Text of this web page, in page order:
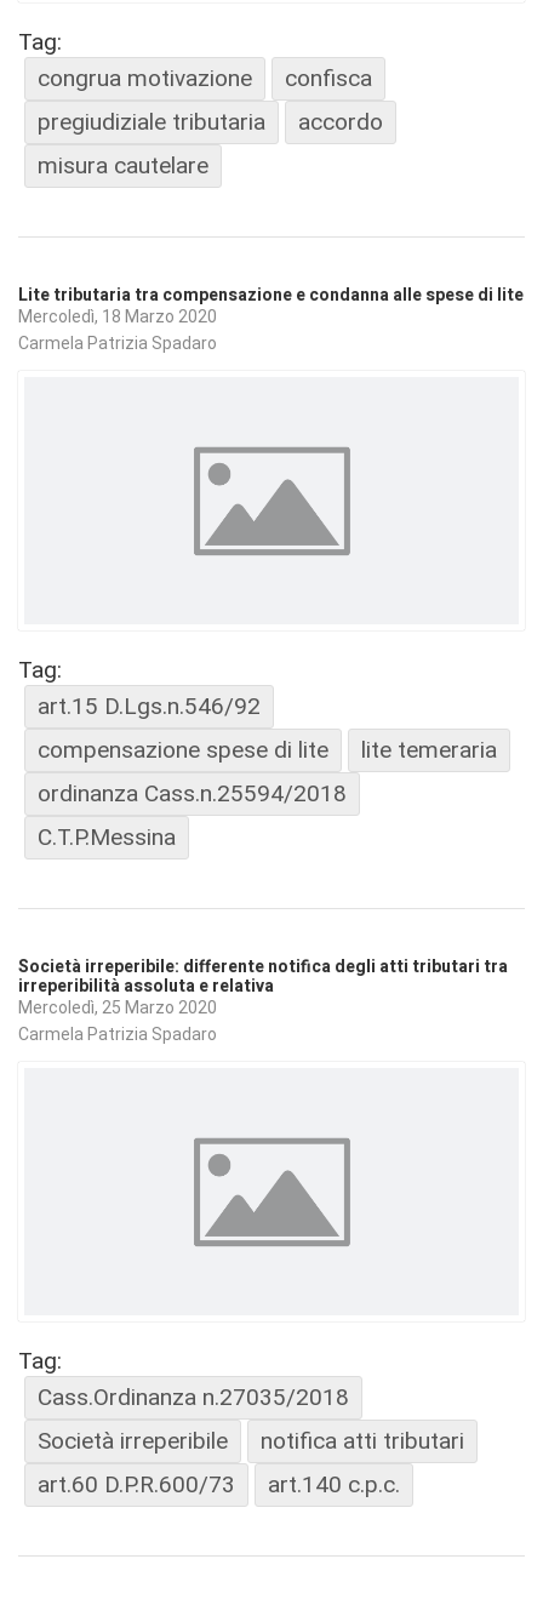
Tag:
congrua motivazione
confisca
pregiudiziale tributaria
accordo
misura cautelare
Lite tributaria tra compensazione e condanna alle spese di lite
Mercoledì, 18 Marzo 2020
Carmela Patrizia Spadaro
Tag:
art.15 D.Lgs.n.546/92
compensazione spese di lite
lite temeraria
ordinanza Cass.n.25594/2018
C.T.P.Messina
Società irreperibile: differente notifica degli atti tributari tra
irreperibilità assoluta e relativa
Mercoledì, 25 Marzo 2020
Carmela Patrizia Spadaro
Tag:
Cass.Ordinanza n.27035/2018
Società irreperibile
notifica atti tributari
art.60 D.P.R.600/73
art.140 c.p.c.